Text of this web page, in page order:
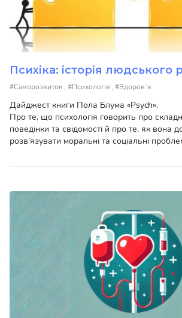
Психіка: історія людського
#Саморозвиток #Психологія #Здоровʼя
Дайджест книги Пола Блума «Psych».
Про те, що психологія говорить про
поведінки та свідомості й про те, як вона
розв’язувати моральні та соціальні